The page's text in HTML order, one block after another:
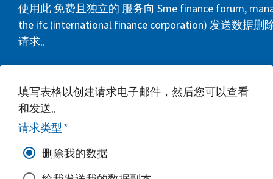
使用此 免费且独立的 服务向 Sme finance forum,
the ifc (international finance corporation) 发送数据删
请求。
填写表格以创建请求电子邮件，然后您可以查看
和发送。
请求类型 *
删除我的数据